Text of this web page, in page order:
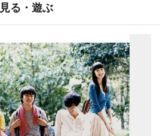
見る・遊ぶ